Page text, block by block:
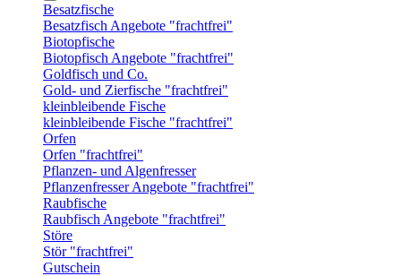
Besatzfische
Besatzfisch Angebote "frachtfrei"
Biotopfische
Biotopfisch Angebote "frachtfrei"
Goldfisch und Co.
Gold- und Zierfische "frachtfrei"
kleinbleibende Fische
kleinbleibende Fische "frachtfrei"
Orfen
Orfen "frachtfrei"
Pflanzen- und Algenfresser
Pflanzenfresser Angebote "frachtfrei"
Raubfische
Raubfisch Angebote "frachtfrei"
Störe
Stör "frachtfrei"
Gutschein